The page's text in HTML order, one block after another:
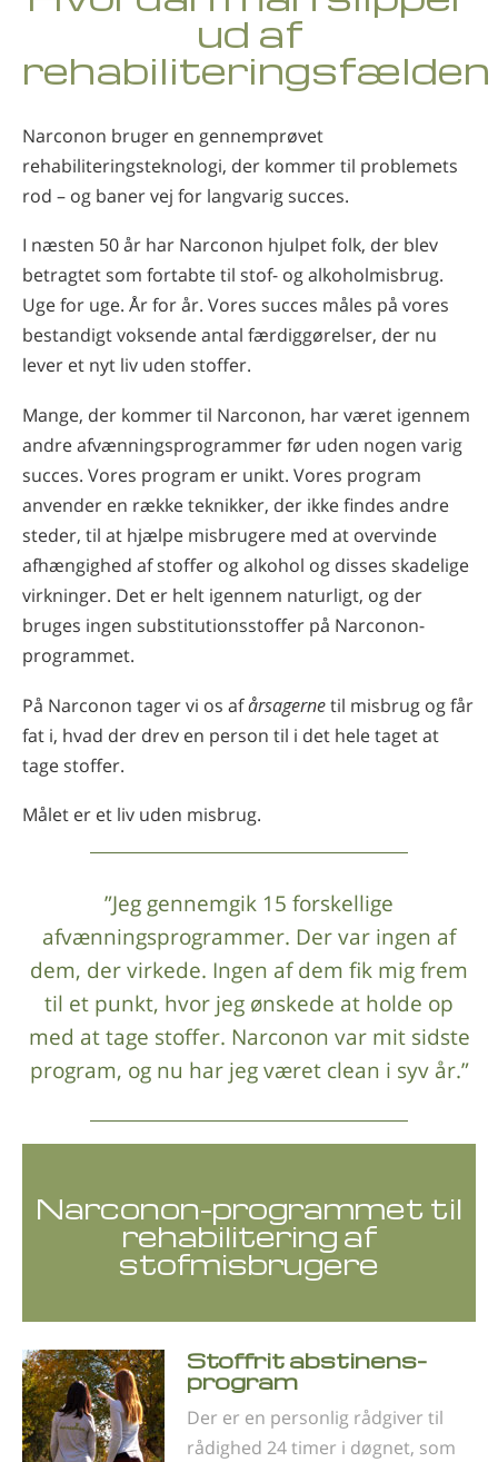
Arabisk
Ukrainsk
ud af
rehabiliteringsfælden
Narconon bruger en gennemprøvet
rehabiliteringsteknologi, der kommer til problemets
rod – og baner vej for langvarig succes.
I næsten 50 år har Narconon hjulpet folk, der blev
betragtet som fortabte til stof- og alkoholmisbrug.
Uge for uge. År for år. Vores succes måles på vores
bestandigt voksende antal færdiggørelser, der nu
lever et nyt liv uden stoffer.
Mange, der kommer til Narconon, har været igennem
andre afvænningsprogrammer før uden nogen varig
succes. Vores program er unikt. Vores program
anvender en række teknikker, der ikke findes andre
steder, til at hjælpe misbrugere med at overvinde
afhængighed af stoffer og alkohol og disses skadelige
virkninger. Det er helt igennem naturligt, og der
bruges ingen substitutionsstoffer på Narconon-
programmet.
På Narconon tager vi os afårsagernetil misbrug og får
fat i, hvad der drev en person til i det hele taget at
tage stoffer.
Målet er et liv uden misbrug.
”Jeg gennemgik 15 forskellige
afvænningsprogrammer. Der var ingen af
dem, der virkede. Ingen af dem fik mig frem
til et punkt, hvor jeg ønskede at holde op
med at tage stoffer. Narconon var mit sidste
program, og nu har jeg været clean i syv år.”
Narconon-programmet til
rehabilitering af
stofmisbrugere
Stoffrit abstinens­
program
Der er en personlig rådgiver til
rådighed 24 timer i døgnet, som